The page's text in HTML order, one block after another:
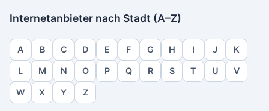
Internetanbieter nach Stadt (A–Z)
A B C D E F G H I J K
L M N O P Q R S T U V
W X Y Z